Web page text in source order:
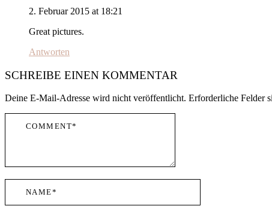
2. Februar 2015 at 18:21
Great pictures.
Antworten
SCHREIBE EINEN KOMMENTAR
Deine E-Mail-Adresse wird nicht veröffentlicht. Erforderliche Felder